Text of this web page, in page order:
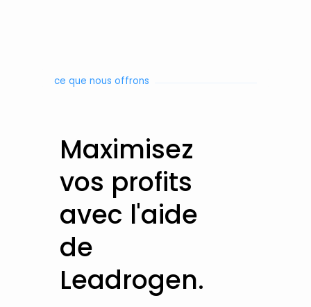
ce que nous offrons
Maximisez
vos profits
avec l'aide
de
Leadrogen.